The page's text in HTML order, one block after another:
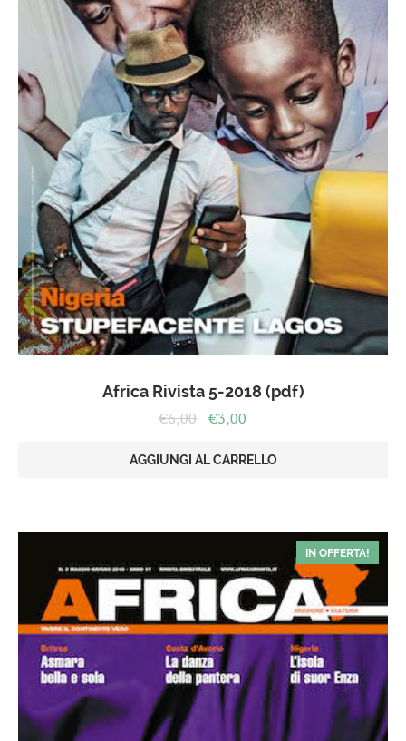
Africa Rivista 5-2018 (pdf)
€6,00 Il
originale
€3,00
attuale
AGGIUNGI AL CARRELLO
IN OFFERTA!